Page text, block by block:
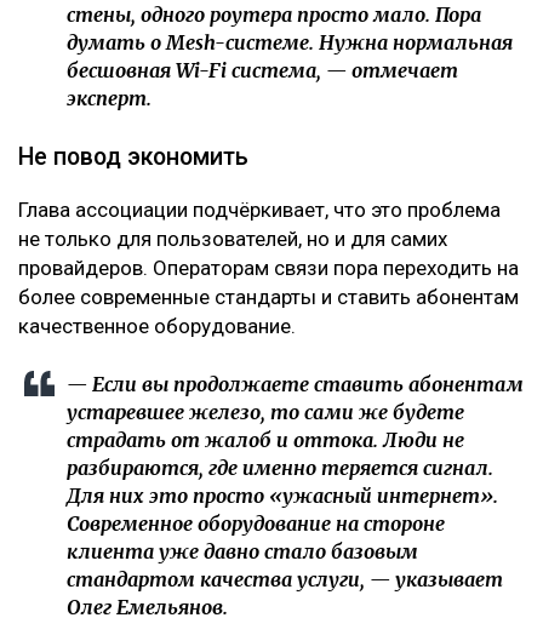
стены, одного роутера просто мало. Пора
думать о Mesh-системе. Нужна нормальная
бесшовная Wi-Fi система, — отмечает
эксперт.
Не повод экономить
Глава ассоциации подчёркивает, что это проблема
не только для пользователей, но и для самих
провайдеров. Операторам связи пора переходить на
более современные стандарты и ставить абонентам
качественное оборудование.
— Если вы продолжаете ставить абонентам
устаревшее железо, то сами же будете
страдать от жалоб и оттока. Люди не
разбираются, где именно теряется сигнал.
Для них это просто «ужасный интернет».
Современное оборудование на стороне
клиента уже давно стало базовым
стандартом качества услуги, — указывает
Олег Емельянов.